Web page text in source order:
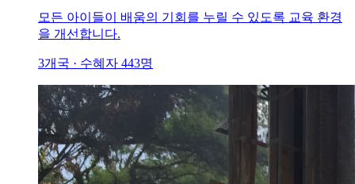
모든 아이들이 배움의 기회를 누릴 수 있도록 교육 환경
을 개선합니다.
3개국 · 수혜자 443명